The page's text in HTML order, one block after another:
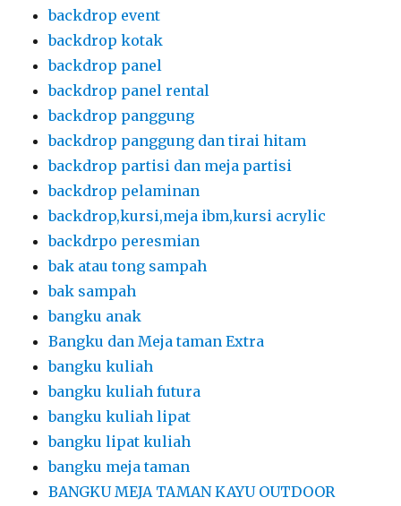
backdrop event
backdrop kotak
backdrop panel
backdrop panel rental
backdrop panggung
backdrop panggung dan tirai hitam
backdrop partisi dan meja partisi
backdrop pelaminan
backdrop,kursi,meja ibm,kursi acrylic
backdrpo peresmian
bak atau tong sampah
bak sampah
bangku anak
Bangku dan Meja taman Extra
bangku kuliah
bangku kuliah futura
bangku kuliah lipat
bangku lipat kuliah
bangku meja taman
BANGKU MEJA TAMAN KAYU OUTDOOR